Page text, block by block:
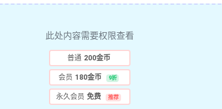
此处内容需要权限查看
普通 200金币
会员 180金币 9折
永久会员 免费 推荐